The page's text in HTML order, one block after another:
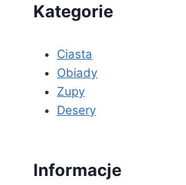
Kategorie
Ciasta
Obiady
Zupy
Desery
Informacje